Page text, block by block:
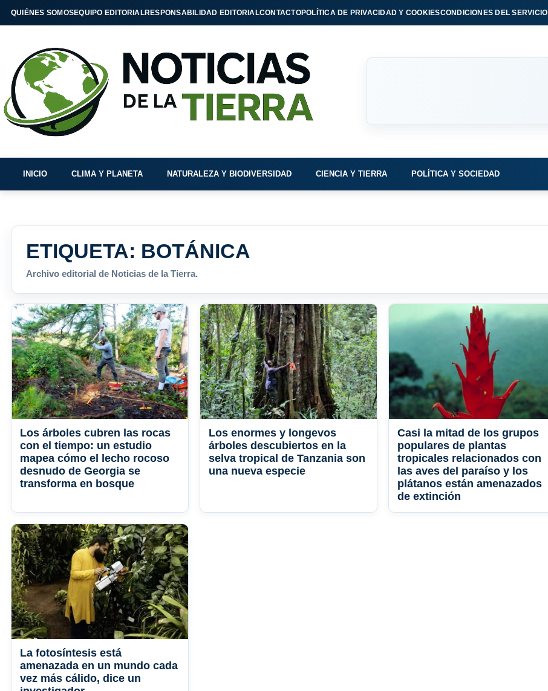
QUIÉNES SOMOSEQUIPO EDITORIALRESPONSABILIDAD EDITORIALCONTACTOPOLÍTICA DE PRIVACIDAD Y COOKIESCONDICIONES DEL SERVICIO
INICIO CLIMA Y PLANETA NATURALEZA Y BIODIVERSIDAD CIENCIA Y TIERRA POLÍTICA Y SOCIEDAD
ETIQUETA: BOTÁNICA
Archivo editorial de Noticias de la Tierra.
Los árboles cubren las rocas
con el tiempo: un estudio
mapea cómo el lecho rocoso
desnudo de Georgia se
transforma en bosque
Los enormes y longevos
árboles descubiertos en la
selva tropical de Tanzania son
una nueva especie
Casi la mitad de los grupos
populares de plantas
tropicales relacionados con
las aves del paraíso y los
plátanos están amenazados
de extinción
La fotosíntesis está
amenazada en un mundo cada
vez más cálido, dice un